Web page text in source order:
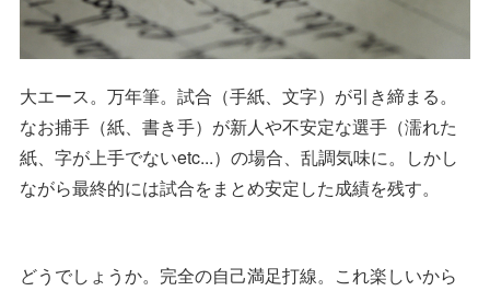
大エース。万年筆。試合（手紙、文字）が引き締まる。
なお捕手（紙、書き手）が新人や不安定な選手（濡れた
紙、字が上手でないetc...）の場合、乱調気味に。しかし
ながら最終的には試合をまとめ安定した成績を残す。
どうでしょうか。完全の自己満足打線。これ楽しいから